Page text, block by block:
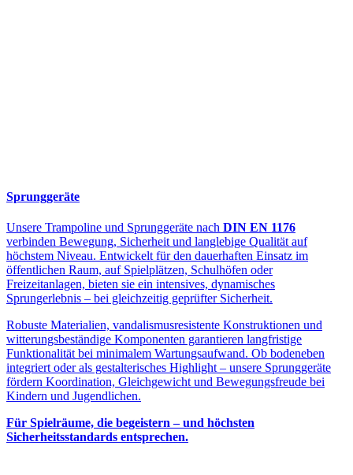
Sprunggeräte
Unsere Trampoline und Sprunggeräte nach DIN EN 1176
verbinden Bewegung, Sicherheit und langlebige Qualität auf
höchstem Niveau. Entwickelt für den dauerhaften Einsatz im
öffentlichen Raum, auf Spielplätzen, Schulhöfen oder
Freizeitanlagen, bieten sie ein intensives, dynamisches
Sprungerlebnis – bei gleichzeitig geprüfter Sicherheit.
Robuste Materialien, vandalismusresistente Konstruktionen und
witterungsbeständige Komponenten garantieren langfristige
Funktionalität bei minimalem Wartungsaufwand. Ob bodeneben
integriert oder als gestalterisches Highlight – unsere Sprunggeräte
fördern Koordination, Gleichgewicht und Bewegungsfreude bei
Kindern und Jugendlichen.
Für Spielräume, die begeistern – und höchsten
Sicherheitsstandards entsprechen.